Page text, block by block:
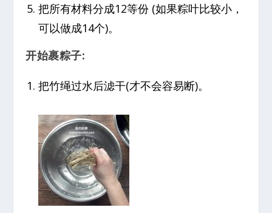
把所有材料分成12等份 (如果粽叶比较小，
可以做成14个)。
开始裹粽子:
把竹绳过水后滤干(才不会容易断)。